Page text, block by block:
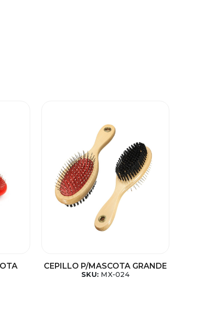
CEPILLO P/MASCOTA GRANDE
SKU: MX-024